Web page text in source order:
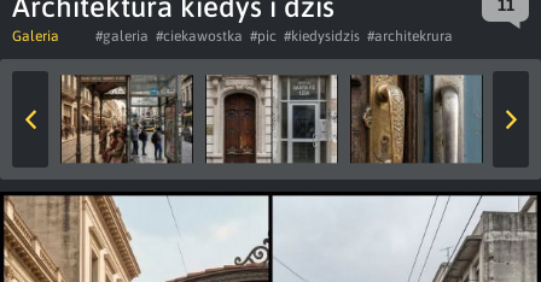
Architektura kiedyś i dziś 11
Galeria #galeria #ciekawostka #pic #kiedysidzis #architekrura